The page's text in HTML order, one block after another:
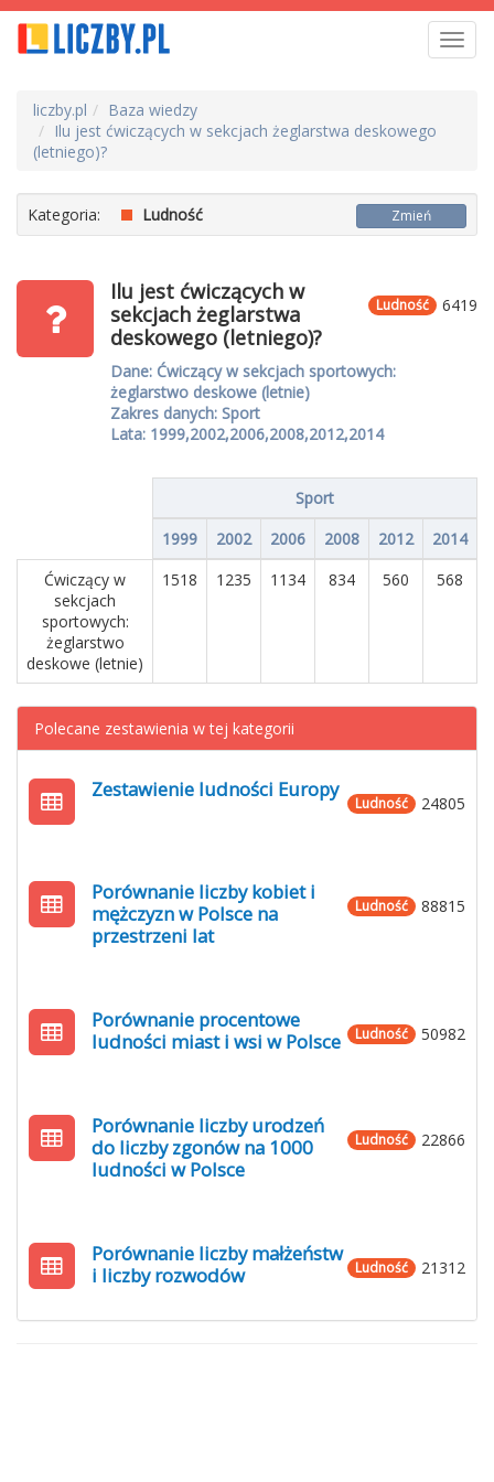
liczby.pl
Baza wiedzy
Ilu jest ćwiczących w sekcjach żeglarstwa deskowego
(letniego)?
Kategoria: Ludność Zmień
6419
Ludność
Ilu jest ćwiczących w
sekcjach żeglarstwa
deskowego (letniego)?
Dane: Ćwiczący w sekcjach sportowych:
żeglarstwo deskowe (letnie)
Zakres danych: Sport
Lata: 1999,2002,2006,2008,2012,2014
Sport
1999
2002 2006 2008 2012
2014
Ćwiczący w
sekcjach
sportowych:
żeglarstwo
deskowe (letnie)
1518 1235 1134 834 560 568
Polecane zestawienia w tej kategorii
24805
Ludność
Zestawienie ludności Europy
88815
Ludność
Porównanie liczby kobiet i
mężczyzn w Polsce na
przestrzeni lat
50982
Ludność
Porównanie procentowe
ludności miast i wsi w Polsce
22866
Ludność
Porównanie liczby urodzeń
do liczby zgonów na 1000
ludności w Polsce
21312
Ludność
Porównanie liczby małżeństw
i liczby rozwodów